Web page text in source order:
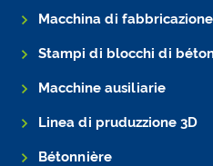
Macchina di
Stampi di blocchi di
Macchine ausiliarie
Linea di pruduzzione 3D
Bétonnière